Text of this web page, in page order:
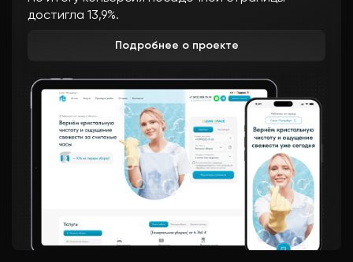
достигла 13,9%.
Подробнее о проекте